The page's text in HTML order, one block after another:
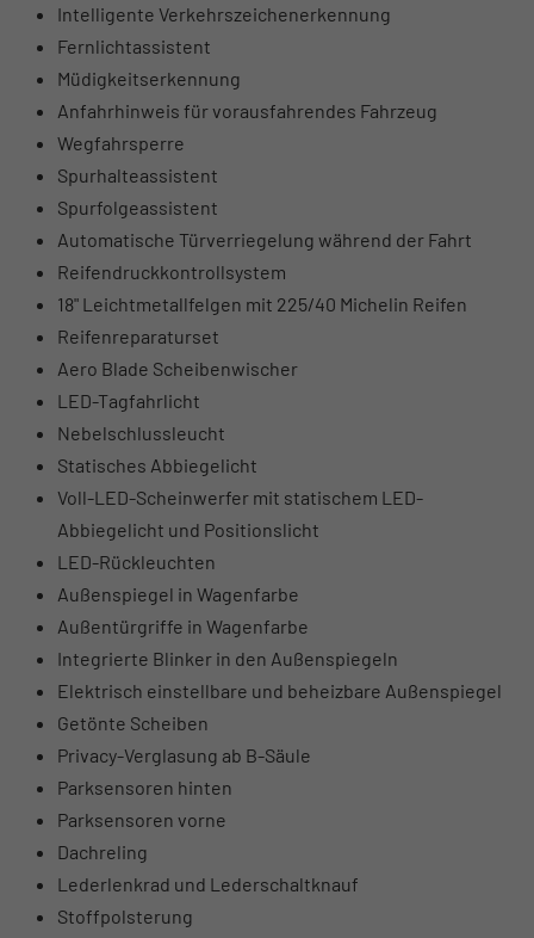
Intelligente Verkehrszeichenerkennung
Fernlichtassistent
Müdigkeitserkennung
Anfahrhinweis für vorausfahrendes Fahrzeug
Wegfahrsperre
Spurhalteassistent
Spurfolgeassistent
Automatische Türverriegelung während der Fahrt
Reifendruckkontrollsystem
18" Leichtmetallfelgen mit 225/40 Michelin Reifen
Reifenreparaturset
Aero Blade Scheibenwischer
LED-Tagfahrlicht
Nebelschlussleucht
Statisches Abbiegelicht
Voll-LED-Scheinwerfer mit statischem LED-
Abbiegelicht und Positionslicht
LED-Rückleuchten
Außenspiegel in Wagenfarbe
Außentürgriffe in Wagenfarbe
Integrierte Blinker in den Außenspiegeln
Elektrisch einstellbare und beheizbare Außenspiegel
Getönte Scheiben
Privacy-Verglasung ab B-Säule
Parksensoren hinten
Parksensoren vorne
Dachreling
Lederlenkrad und Lederschaltknauf
Stoffpolsterung